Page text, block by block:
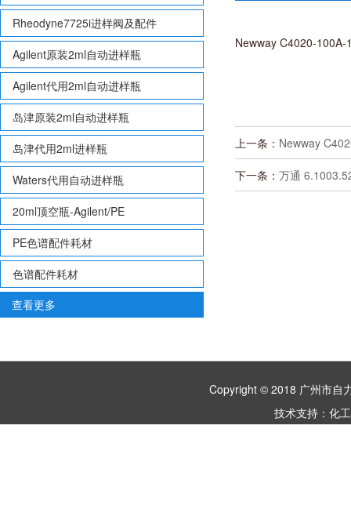
Rheodyne7725i进样阀及配件
Agilent原装2ml自动进样瓶
Agilent代用2ml自动进样瓶
岛津原装2ml自动进样瓶
岛津代用2ml进样瓶
Waters代用自动进样瓶
20ml顶空瓶-Agilent/PE
PE色谱配件耗材
色谱配件耗材
查看更多
Newway C4020-100A-
上一条： Newway
下一条： 万通
Copyright © 2018 广州市
技术支持： 化